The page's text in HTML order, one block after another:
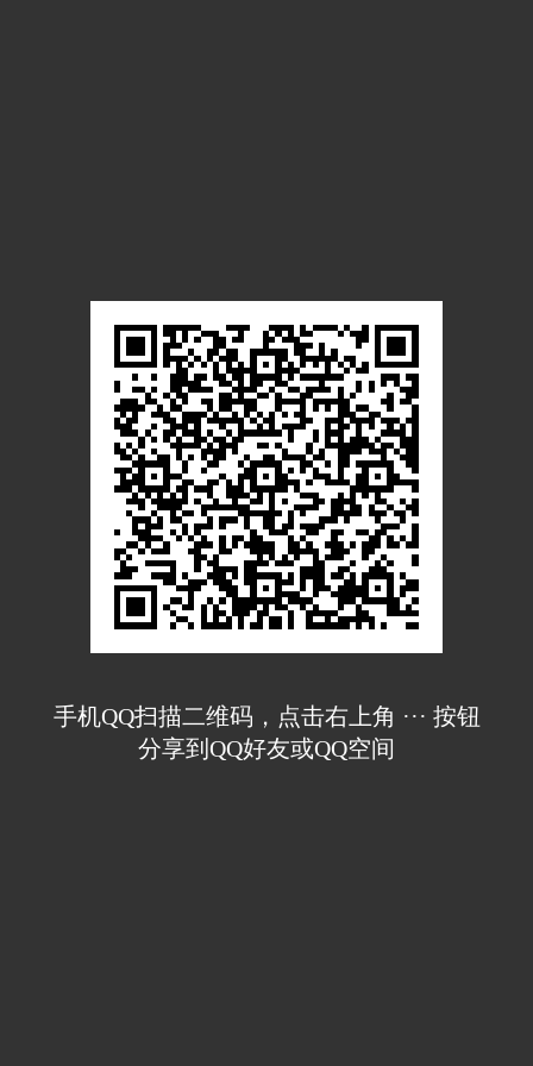
手机QQ扫描二维码，点击右上角 ··· 按钮
分享到QQ好友或QQ空间